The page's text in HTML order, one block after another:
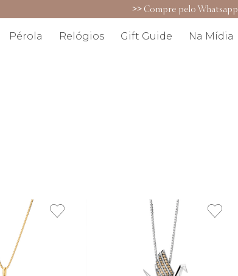
>>Compre pelo Whatsapp
Pérola Relógios Gift Guide Na Mídia